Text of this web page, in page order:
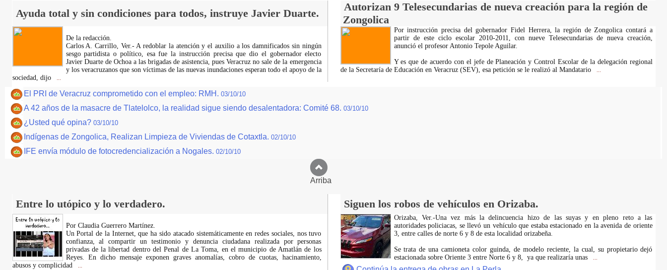
Ayuda total y sin condiciones para todos, instruye Javier Duarte.
Autorizan 9 Telesecundarias de nueva creación para la región de
Zongolica
De la redacción.
Carlos A. Carrillo, Ver.- A redoblar la atención y el auxilio a los damnificados sin ningún
sesgo partidista o político, esa fue la instrucción precisa que dio el gobernador electo
Javier Duarte de Ochoa a las brigadas de asistencia, pues Veracruz no sale de la emergencia
y los veracruzanos que son víctimas de las nuevas inundaciones esperan todo el apoyo de la
sociedad, dijo
Por instrucción precisa del gobernador Fidel Herrera, la región de Zongolica contará a
partir de este ciclo escolar 2010-2011, con nueve Telesecundarias de nueva creación,
anunció el profesor Antonio Tepole Aguilar.
Y es que de acuerdo con el jefe de Planeación y Control Escolar de la delegación regional
de la Secretaría de Educación en Veracruz (SEV), esa petición se le realizó al Mandatario
El PRI de Veracruz comprometido con el empleo: RMH. 03/10/10
A 42 años de la masacre de Tlatelolco, la realidad sigue siendo desalentadora: Comité 68. 03/10/10
¿Usted qué opina? 03/10/10
Indígenas de Zongolica, Realizan Limpieza de Viviendas de Cotaxtla. 02/10/10
IFE envía módulo de fotocredencialización a Nogales. 02/10/10
Arriba
Entre lo utópico y lo verdadero. Siguen los robos de vehículos en Orizaba.
Por Claudia Guerrero Martínez.
​Un Portal de la Internet, que ha sido atacado sistemáticamente en redes sociales, nos tuvo
confianza, al compartir un testimonio y denuncia ciudadana realizada por personas
privadas de la libertad dentro del Penal de La Toma, en el municipio de Amatlán de los
Reyes. En dicho mensaje exponen graves anomalías, cobro de cuotas, hacinamiento,
abusos y complicidad
Orizaba, Ver.-Una vez más la delincuencia hizo de las suyas y en pleno reto a las
autoridades policiacas, se llevó un vehículo que estaba estacionado en la avenida de oriente
3, entre calles de norte 6 y 8 de esta localidad orizabeña.
Se trata de una camioneta color guinda, de modelo reciente, la cual, su propietario dejó
estacionada sobre Oriente 3 entre Norte 6 y 8, ya que realizaría unas